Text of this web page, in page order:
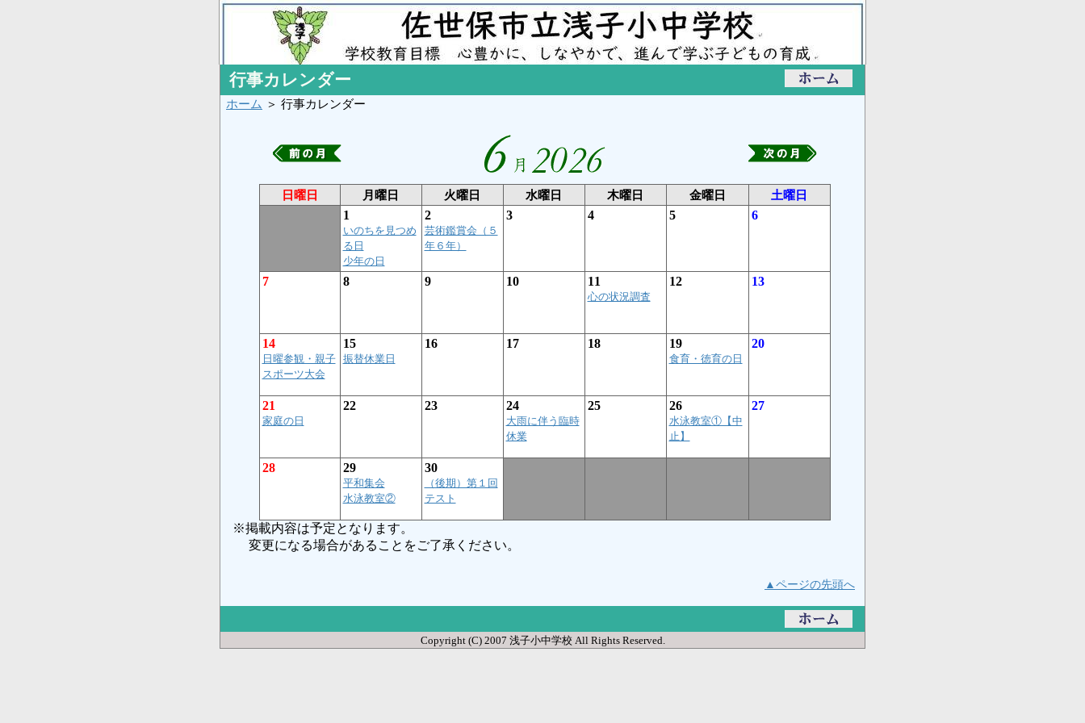
行事カレンダー
ホーム ＞ 行事カレンダー
日曜日 月曜日 火曜日 水曜日 木曜日 金曜日
土曜日
1
いのちを見つめ
る日
少年の日
2
芸術鑑賞会（５
年６年）
3 4 5 6
7 8 9 10 11
心の状況調査
12 13
14
日曜参観・親子
スポーツ大会
15
振替休業日
16 17 18 19
食育・徳育の日
20
21
家庭の日
22 23 24
大雨に伴う臨時
休業
25 26
水泳教室①【中
止】
27
28 29
平和集会
水泳教室②
30
（後期）第１回
テスト
※掲載内容は予定となります。
変更になる場合があることをご了承ください。
▲ページの先頭へ
Copyright (C) 2007 浅子小中学校 All Rights Reserved.